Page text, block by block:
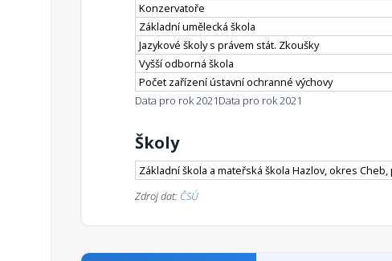
Konzervatoře
Základní umělecká škola
Jazykové školy s právem stát. Zkoušky
Vyšší odborná škola
Počet zařízení ústavní ochranné výchovy
Data pro rok 2021Data pro rok 2021
Školy
Základní škola a mateřská škola Hazlov, okres
Zdroj dat: ČSÚ